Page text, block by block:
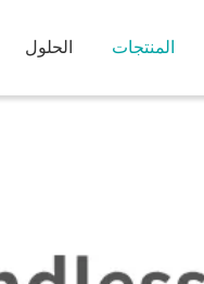
المنتجات الحلول